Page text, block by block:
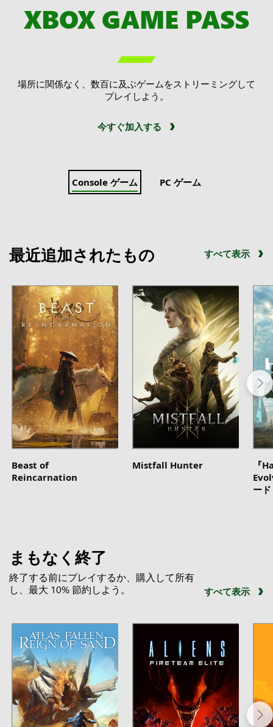
XBOX GAME PASS

場所に関係なく、数百に及ぶゲームをストリーミングして
プレイしよう。
今すぐ加入する
Console ゲーム PC ゲーム
最近追加されたもの すべて表示
Beast of
Reincarnation
Mistfall Hunter
『
ー
まもなく終了
終了する前にプレイするか、購入して所有
し、最大 10% 節約しよう。
すべて表示